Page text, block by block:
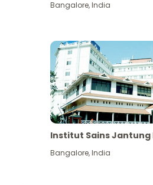
Bangalore,India
Institut Sains Jantung
Bangalore,India